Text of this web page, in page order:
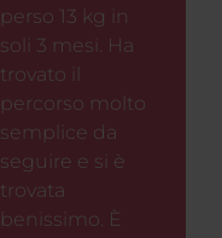
perso 13 kg in
soli 3 mesi. Ha
trovato il
percorso molto
semplice da
seguire e si è
trovata
benissimo. È